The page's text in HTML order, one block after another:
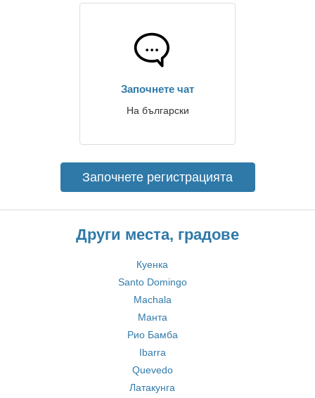
Започнете чат
На български
Започнете регистрацията
Други места, градове
Куенка
Santo Domingo
Machala
Mанта
Рио Бамба
Ibarra
Quevedo
Латакунга